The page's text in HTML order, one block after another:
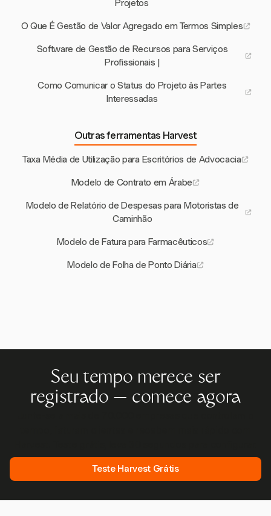
Projetos
O Que É Gestão de Valor Agregado em Termos Simples
Software de Gestão de Recursos para Serviços
Profissionais |
Como Comunicar o Status do Projeto às Partes
Interessadas
Outras ferramentas Harvest
Taxa Média de Utilização para Escritórios de Advocacia
Modelo de Contrato em Árabe
Modelo de Relatório de Despesas para Motoristas de
Caminhão
Modelo de Fatura para Farmacêuticos
Modelo de Folha de Ponto Diária
Seu tempo merece ser
registrado — comece agora
Teste Harvest Grátis